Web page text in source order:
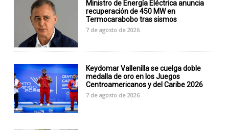
Ministro de Energía Eléctrica anuncia
recuperación de 450 MW en
Termocarabobo tras sismos
7 de agosto de 2026
Keydomar Vallenilla se cuelga doble
medalla de oro en los Juegos
Centroamericanos y del Caribe 2026
7 de agosto de 2026